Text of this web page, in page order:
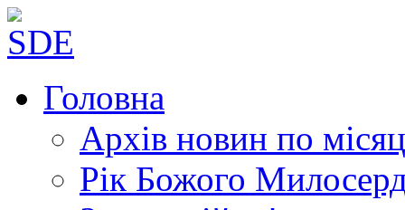
Головна
Архів новин по
Рік Божого